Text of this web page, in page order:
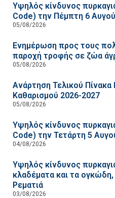
Υψηλός κίνδυνος
Code) την Πέμπτη 6
05/08/2026
Ενημέρωση προς τους
παροχή τροφής σε ζώα
05/08/2026
Ανάρτηση Τελικού Πίνακα
Καθαρισμού 2026-2027
05/08/2026
Υψηλός κίνδυνος
Code) την Τετάρτη 5
04/08/2026
Υψηλός κίνδυνος
κλαδέματα και τα
Ρεματιά
03/08/2026